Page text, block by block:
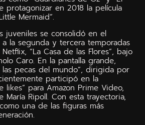
protagonizar en 2018 la película
Mermaid”.
juveniles se consolidó en el
la segunda y tercera temporadas
“La Casa de las Flores”, bajo
Caro. En la pantalla grande,
las pecas del mundo”, dirigida por
participó en la
likes” para Amazon Prime Video,
Ripoll. Con esta trayectoria,
una de las figuras más